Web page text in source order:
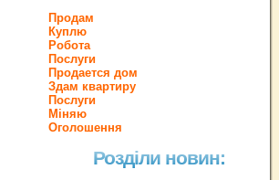
Продам
Куплю
Робота
Послуги
Продается дом
Здам квартиру
Послуги
Міняю
Оголошення
Розділи новин: